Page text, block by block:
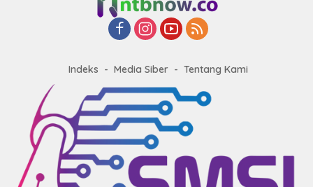
Indeks Media Siber Tentang Kami